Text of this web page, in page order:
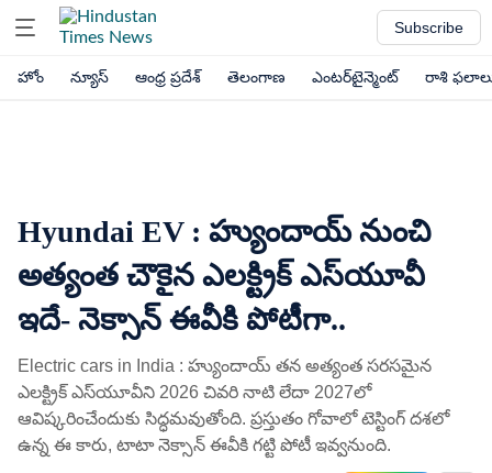
Subscribe
హోం న్యూస్ ఆంధ్ర ప్రదేశ్ తెలంగాణ ఎంటర్‌టైన్మెంట్ రాశి
Hyundai EV : హ్యుందాయ్ నుంచి
అత్యంత చౌకైన ఎలక్ట్రిక్ ఎస్‌యూవీ
ఇదే- నెక్సాన్​ ఈవీకి పోటీగా..
Electric cars in India : హ్యుందాయ్ తన అత్యంత సరసమైన
ఎలక్ట్రిక్ ఎస్‌యూవీని 2026 చివరి నాటి లేదా 2027లో
ఆవిష్కరించేందుకు సిద్ధమవుతోంది. ప్రస్తుతం గోవాలో టెస్టింగ్ దశలో
ఉన్న ఈ కారు, టాటా నెక్సాన్ ఈవీకి గట్టి పోటీ ఇవ్వనుంది.